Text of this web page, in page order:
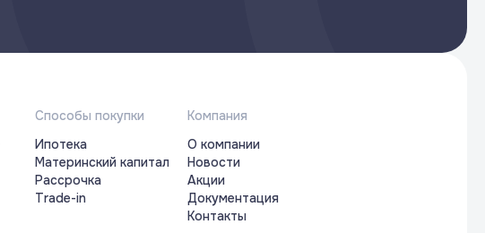
Способы покупки
Ипотека
Материнский капитал
Рассрочка
Trade-in
Компания
О компании
Новости
Акции
Документация
Контакты